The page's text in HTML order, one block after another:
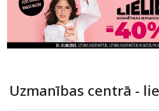
Uzmanības centrā -